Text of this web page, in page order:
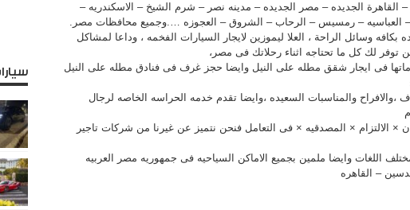
القاهرة الجديده – مصر الجديده – مدينه نصر – شرم الشيخ – الاسكندريه –
– العباسيه – رمسيس – الرحاب – الشروق – العجوزه ….وجميع محافظات مصر.
بكافه وسائل الراحة ، العلا ليموزين لايجار السيارات الفخمه ، وداعا لمشاكل
توفر لك كل ما تحتاجه اثناء رحلاتك فى مصر،
فى ايجار شقق مطله على النيل وايضا حجز غرف فى فنادق مطله على النيل
،والافراح والمناسبات السعيده ،وايضا تقدم خدمه الحراسه الخاصه لرجال
× الالتزام × المصدقيه × فى التعامل فنحن نتميز عن غيرنا من شركات تاجير
اللغات وايضا ملمين بجميع الاماكن السياحيه فى جمهوريه مصر العربيه